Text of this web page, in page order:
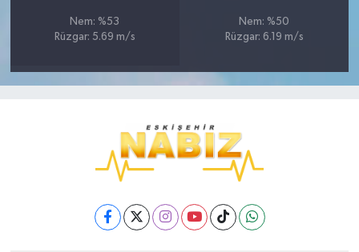
Nem: %53
Rüzgar: 5.69 m/s
Nem: %50
Rüzgar: 6.19 m/s